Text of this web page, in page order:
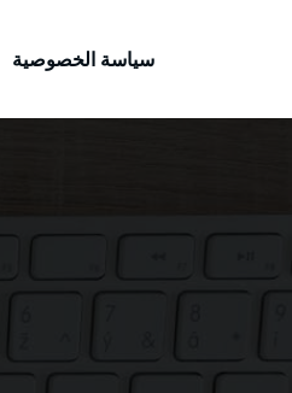
سياسة الخصوصية